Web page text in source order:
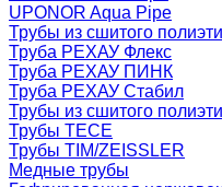
UPONOR Aqua Pipe
Трубы из сшитого
Труба РЕХАУ Флекс
Труба РЕХАУ ПИНК
Труба РЕХАУ Стабил
Трубы из сшитого
Трубы TECE
Трубы TIM/ZEISSLER
Медные трубы